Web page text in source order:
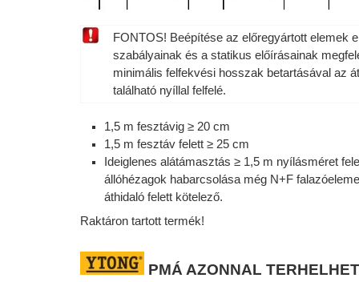
FONTOS! Beépítése az előregyártott elemek
szabályainak és a statikus előírásainak
minimális felfekvési hosszak betartásával az
található nyíllal felfelé.
1,5 m fesztávig ≥ 20 cm
1,5 m fesztáv felett ≥ 25 cm
Ideiglenes alátámasztás ≥ 1,5 m nyílásméret
állóhézagok habarcsolása még N+F
áthidaló felett kötelező.
Raktáron tartott termék!
PMÁ AZONNAL